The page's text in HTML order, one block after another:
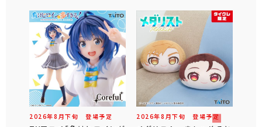
2026年8 月下旬 登場予定 2026年8 月下旬 登場予定